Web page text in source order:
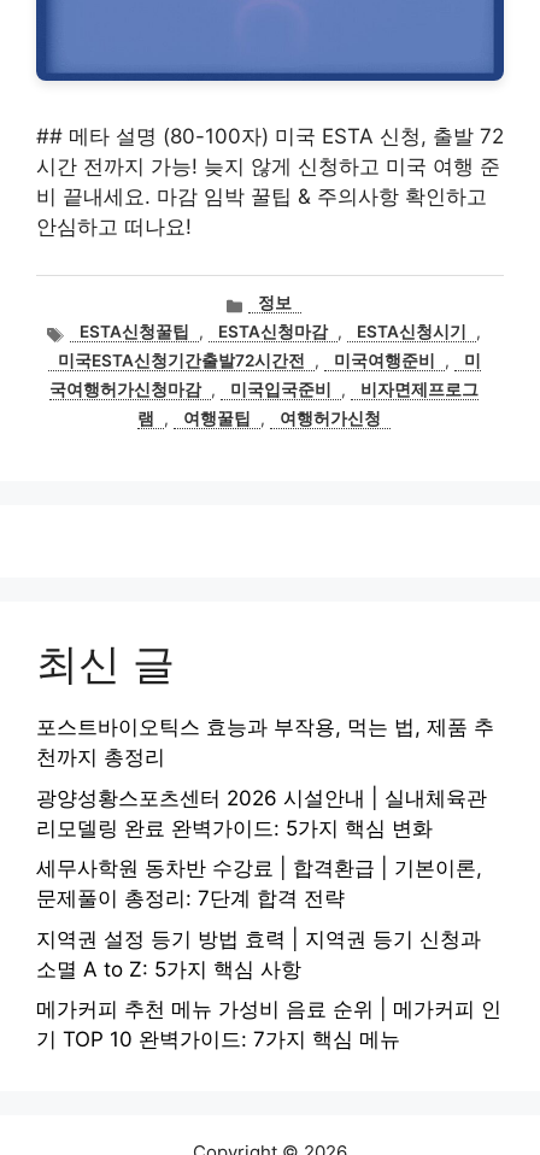
## 메타 설명 (80-100자) 미국 ESTA 신청, 출발 72
시간 전까지 가능! 늦지 않게 신청하고 미국 여행 준
비 끝내세요. 마감 임박 꿀팁 & 주의사항 확인하고
안심하고 떠나요!
카
테
고
리
정보
태
그
ESTA신청꿀팁 , ESTA신청마감 , ESTA신청시기
,
미국ESTA신청기간출발72시간전
, 미국여행준비 ,
미
국여행허가신청마감 , 미국입국준비 ,
비자면제프로그
램
, 여행꿀팁 , 여행허가신청
최신 글
포스트바이오틱스 효능과 부작용, 먹는 법, 제품 추
천까지 총정리
광양성황스포츠센터 2026 시설안내 | 실내체육관
리모델링 완료 완벽가이드: 5가지 핵심 변화
세무사학원 동차반 수강료 | 합격환급 | 기본이론,
문제풀이 총정리: 7단계 합격 전략
지역권 설정 등기 방법 효력 | 지역권 등기 신청과
소멸 A to Z: 5가지 핵심 사항
메가커피 추천 메뉴 가성비 음료 순위 | 메가커피 인
기 TOP 10 완벽가이드: 7가지 핵심 메뉴